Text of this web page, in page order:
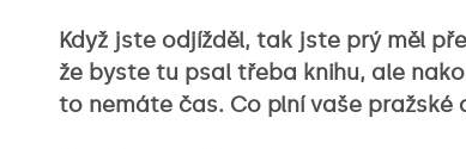
Když jste odjížděl, tak jste prý měl
že byste tu psal třeba knihu, ale
to nemáte čas. Co plní vaše pražské